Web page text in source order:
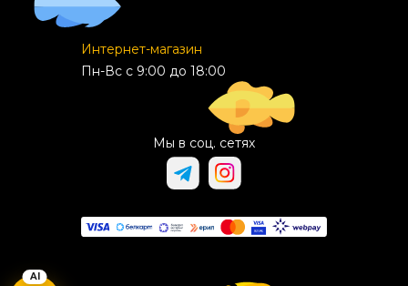
Интернет-магазин
Пн-Вс с 9:00 до 18:00
Мы в соц. сетях